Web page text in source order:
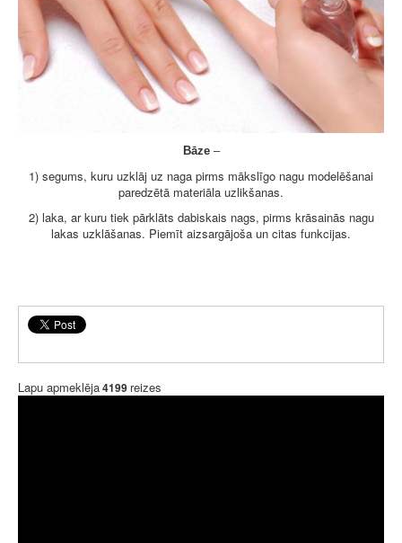
Bāze –
1) segums, kuru uzklāj uz naga pirms mākslīgo nagu modelēšanai
paredzētā materiāla uzlikšanas.
2) laka, ar kuru tiek pārklāts dabiskais nags, pirms krāsainās nagu
lakas uzklāšanas. Piemīt aizsargājoša un citas funkcijas.
Lapu apmeklēja4199 reizes